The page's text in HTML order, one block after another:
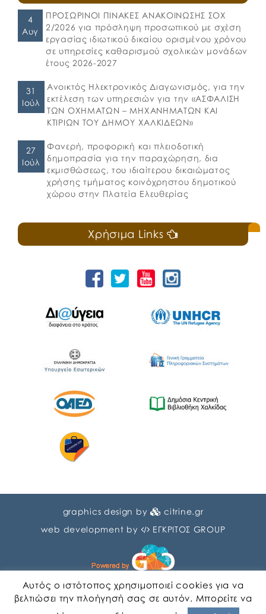
4
Αυγ
ΠΡΟΣΩΡΙΝΟΙ ΠΙΝΑΚΕΣ ΑΝΑΚΟΙΝΩΣΗΣ ΣΟΧ
2/2026 για πρόσληψη προσωπικού με σχέση
εργασίας ιδιωτικού δικαίου ορισμένου χρόνου
σε υπηρεσίες καθαρισμού σχολικών μονάδων
έτους 2026-2027
31
Ιούλ
Ανοικτός Ηλεκτρονικός Διαγωνισμός, για την
εκτέλεση των υπηρεσιών για την «ΑΣΦΑΛΙΣΗ
ΤΩΝ ΟΧΗΜΑΤΩΝ – ΜΗΧΑΝΗΜΑΤΩΝ ΚΑΙ
ΚΤΙΡΙΩΝ ΤΟΥ ΔΗΜΟΥ ΧΑΛΚΙΔΕΩΝ»
27
Ιούλ
Φανερή, προφορική και πλειοδοτική
δημοπρασία για την παραχώρηση, δια
εκμισθώσεως, του ιδιαίτερου δικαιώματος
χρήσης τμήματος κοινόχρηστου δημοτικού
χώρου στην Πλατεία Ελευθερίας
Χρήσιμα Links
graphics design by
citrine.gr
web development by
ΕΓΚΡΙΤΟΣ GROUP
Αυτός ο ιστότοπος χρησιμοποιεί cookies για να
βελτιώσει την πλοήγησή σας σε αυτόν. Μπορείτε να